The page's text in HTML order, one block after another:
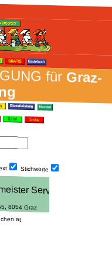
fürGraz-
Stich­worte